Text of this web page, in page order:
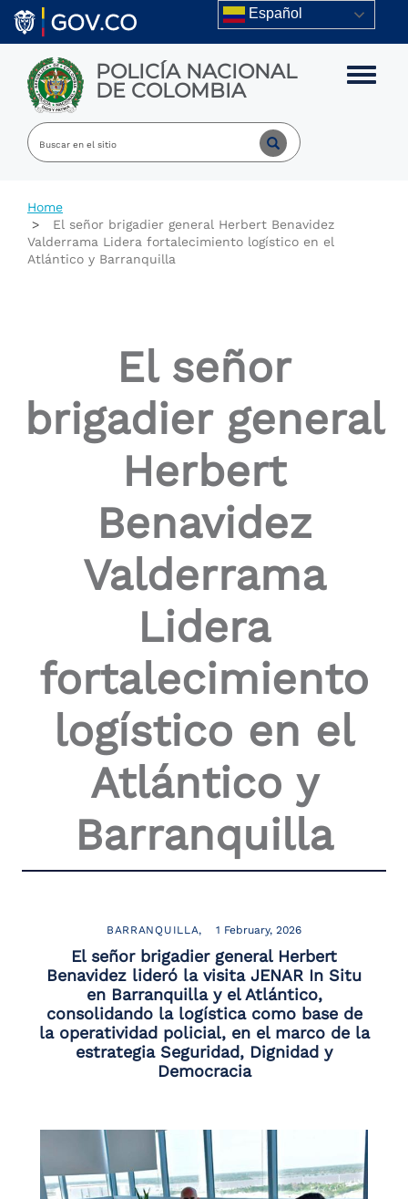
Skip to main content Español
POLICÍA NACIONAL
DE COLOMBIA Toggle
Home
El señor brigadier general Herbert Benavidez
Valderrama Lidera fortalecimiento logístico en el
Atlántico y Barranquilla
El señor
brigadier general
Herbert
Benavidez
Valderrama
Lidera
fortalecimiento
logístico en el
Atlántico y
Barranquilla
BARRANQUILLA 1 February, 2026
El señor brigadier general Herbert
Benavidez lideró la visita JENAR In Situ
en Barranquilla y el Atlántico,
consolidando la logística como base de
la operatividad policial, en el marco de la
estrategia Seguridad, Dignidad y
Democracia